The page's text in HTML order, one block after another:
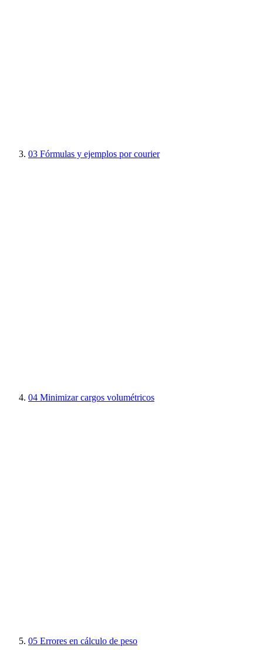
03 Fórmulas y ejemplos por courier
04 Minimizar cargos volumétricos
05 Errores en cálculo de peso